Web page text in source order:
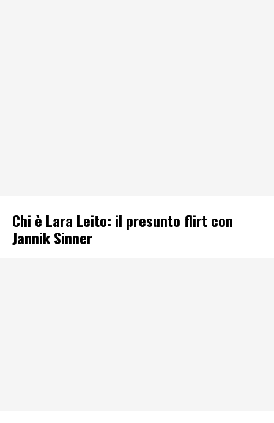
Chi è Lara Leito: il presunto flirt con
Jannik Sinner